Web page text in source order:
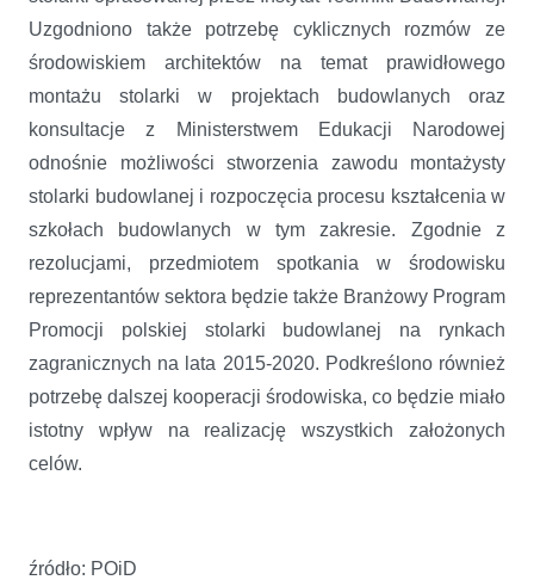
Uzgodniono także potrzebę cyklicznych rozmów ze
środowiskiem architektów na temat prawidłowego
montażu stolarki w projektach budowlanych oraz
konsultacje z Ministerstwem Edukacji Narodowej
odnośnie możliwości stworzenia zawodu montażysty
stolarki budowlanej i rozpoczęcia procesu kształcenia w
szkołach budowlanych w tym zakresie. Zgodnie z
rezolucjami, przedmiotem spotkania w środowisku
reprezentantów sektora będzie także Branżowy Program
Promocji polskiej stolarki budowlanej na rynkach
zagranicznych na lata 2015-2020. Podkreślono również
potrzebę dalszej kooperacji środowiska, co będzie miało
istotny wpływ na realizację wszystkich założonych
celów.
źródło: POiD